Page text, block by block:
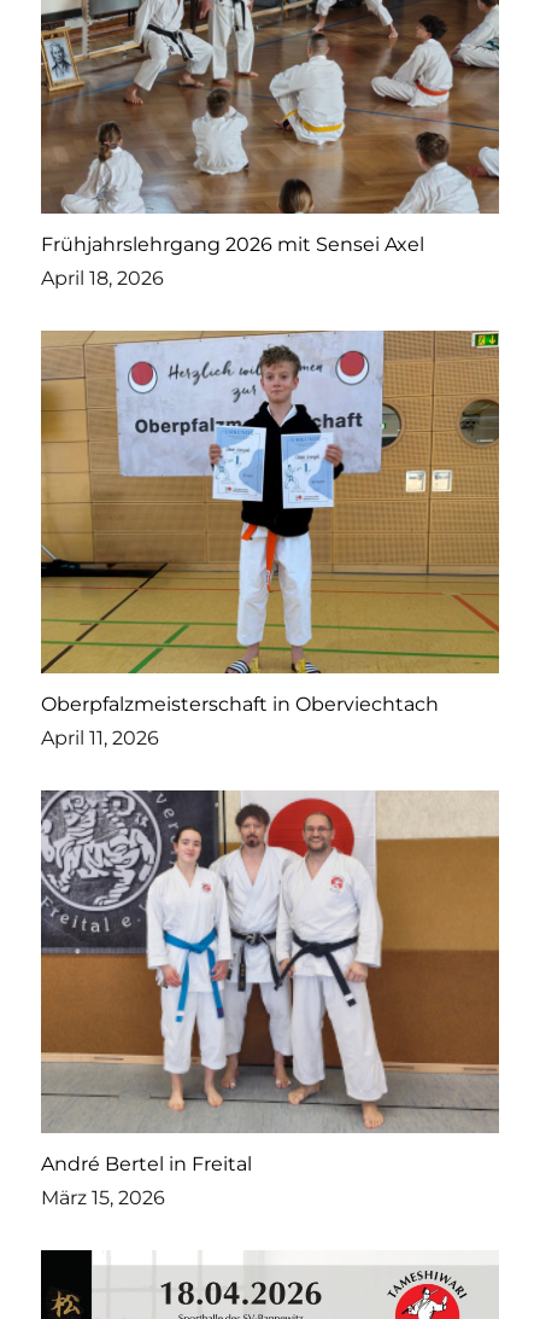
Frühjahrslehrgang 2026 mit Sensei Axel
April 18, 2026
Oberpfalzmeisterschaft in Oberviechtach
April 11, 2026
André Bertel in Freital
März 15, 2026